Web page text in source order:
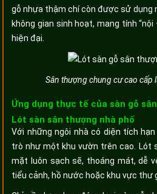
gỗ nhựa thậm chí còn được sử dụng
không gian sinh hoạt, mang tính
hiện đại.
Sân thượng chung cư cao cấp
Ứng dụng thực tế của sàn gỗ
Lót sàn sân thượng nhà phố
Với những ngôi nhà có diện tích
trò như một khu vườn trên cao. Lót
mặt luôn sạch sẽ, thoáng mát, dễ
tiểu cảnh, hồ nước hoặc khu vực thư